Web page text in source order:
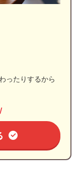
ったりするから